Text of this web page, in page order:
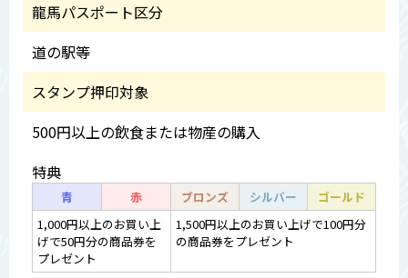
龍馬パスポート区分
道の駅等
スタンプ押印対象
500円以上の飲食または物産の購入
特典
青 赤 ブロンズ シルバー
ゴールド
1,000円以上のお買い上
げで50円分の商品券を
プレゼント
1,500円以上のお買い上げで100円分
の商品券をプレゼント